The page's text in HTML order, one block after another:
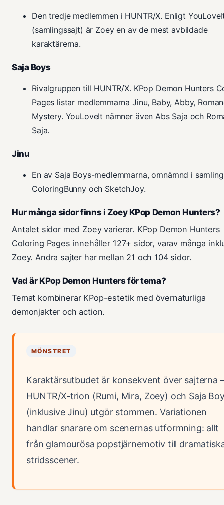
Den tredje medlemmen i HUNTR/X. Enligt
(samlingssajt) är Zoey en av de mest avbildade
karaktärerna.
Saja Boys
Rivalgruppen till HUNTR/X. KPop Demon Hunters
Pages listar medlemmarna Jinu, Baby, Abby,
Mystery. YouLoveIt nämner även Abs Saja och
Saja.
Jinu
En av Saja Boys-medlemmarna, omnämnd i
ColoringBunny och SketchJoy.
Hur många sidor finns i Zoey KPop Demon Hunters?
Antalet sidor med Zoey varierar. KPop Demon Hunters
Coloring Pages innehåller 127+ sidor, varav många
Zoey. Andra sajter har mellan 21 och 104 sidor.
Vad är KPop Demon Hunters för tema?
Temat kombinerar KPop-estetik med övernaturliga
demonjakter och action.
MÖNSTRET
Karaktärsutbudet är konsekvent över sajterna
HUNTR/X-trion (Rumi, Mira, Zoey) och Saja
(inklusive Jinu) utgör stommen. Variationen
handlar snarare om scenernas utformning: allt
från glamourösa popstjärnemotiv till
stridsscener.